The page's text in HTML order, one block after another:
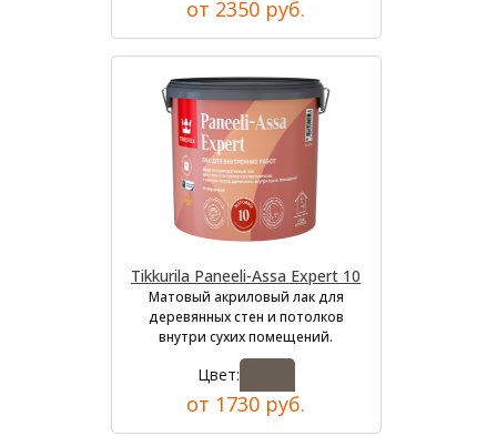
от 2350 руб.
Tikkurila Paneeli-Assa Expert 10
Матовый акриловый лак для
деревянных стен и потолков
внутри сухих помещений.
Цвет:
от 1730 руб.